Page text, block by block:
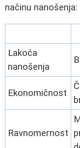
načinu nanošenja:
Lakoća
nanošenja
Ekonomičnost
Ravnomernost